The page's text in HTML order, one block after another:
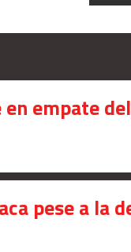
empate
pese a la